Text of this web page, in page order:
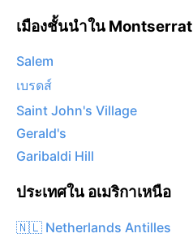
เมืองชั้นนำใน Montserrat
Salem
เบรดส์
Saint John's Village
Gerald's
Garibaldi Hill
ประเทศใน อเมริกาเหนือ
🇳🇱 Netherlands Antilles